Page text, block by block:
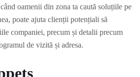
oamenii din zona ta caută soluțiile pe
poate ajuta clienții potențiali să
companiei, precum și detalii precum
de vizită și adresa.